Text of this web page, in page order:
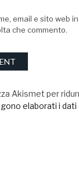
email e sito web
che commento.
Akismet per
elaborati i dati